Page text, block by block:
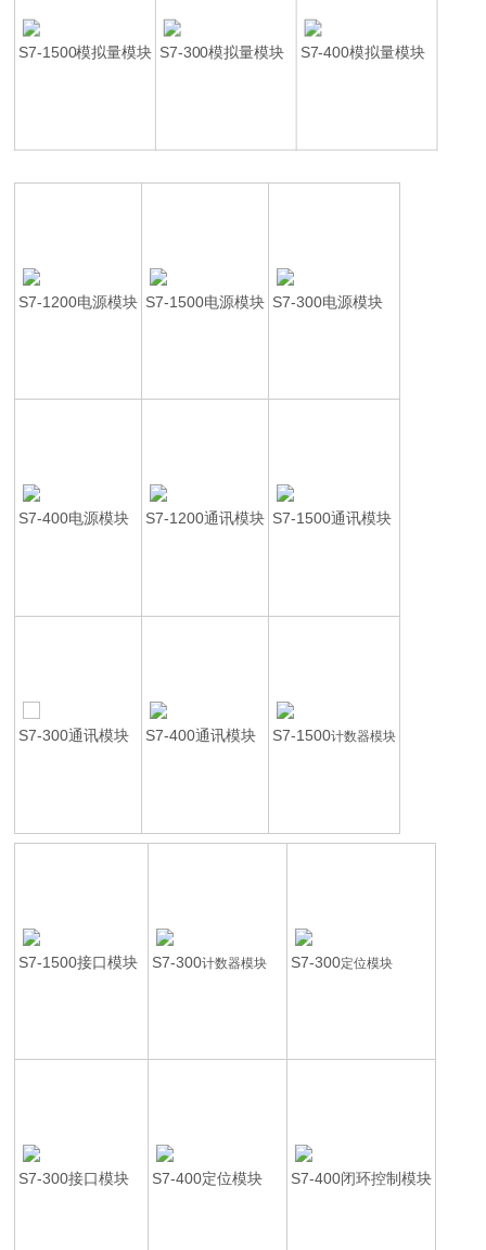
S7-1500模拟量模块 S7-300模拟量模块 S7-400模拟量模块
S7-1200电源模块 S7-1500电源模块 S7-300电源模块
S7-400电源模块 S7-1200通讯模块 S7-1500通讯模块
S7-300通讯模块 S7-400通讯模块 S7-1500计数器模块
S7-1500接口模块 S7-300计数器模块 S7-300定位模块
S7-300接口模块 S7-400定位模块 S7-400闭环控制模块